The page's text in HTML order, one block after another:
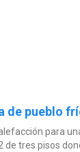
de pueblo
para
de tres pisos